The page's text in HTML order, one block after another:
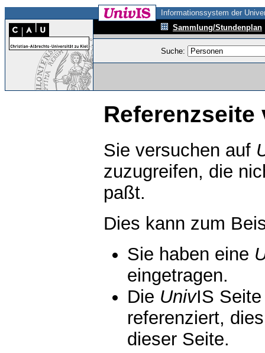
Informationssystem der
Sammlung/Stundenplan
Suche:
Referenzseite
Sie versuchen auf
zuzugreifen, die
paßt.
Dies kann zum
Sie haben eine
eingetragen.
Die UnivIS
referenziert,
dieser Seite.